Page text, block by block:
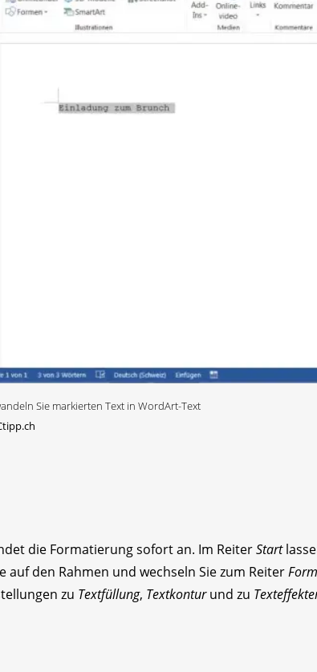
Sie markierten Text in WordArt-Text
die Formatierung sofort an. Im ReiterStart
auf den Rahmen und wechseln Sie zum Reiter
zu Textfüllung, Textkonturund zu